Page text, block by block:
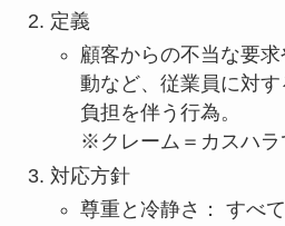
定義
顧客からの不当な要
動など、従業員に対
負担を伴う行為。
※クレーム＝カスハラ
対応方針
尊重と冷静さ： すべ